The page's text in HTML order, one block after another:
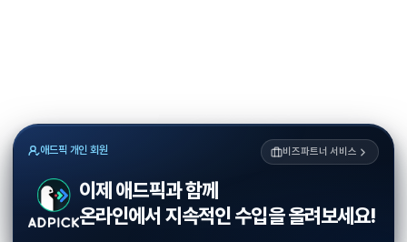
애드픽 개인 회원 비즈파트너 서비스
이제 애드픽과 함께
온라인에서 지속적인 수입을 올려보세요!